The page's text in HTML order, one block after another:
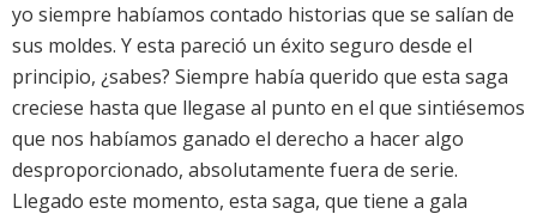
yo siempre habíamos contado historias que se salían de
sus moldes. Y esta pareció un éxito seguro desde el
principio, ¿sabes? Siempre había querido que esta saga
creciese hasta que llegase al punto en el que sintiésemos
que nos habíamos ganado el derecho a hacer algo
desproporcionado, absolutamente fuera de serie.
Llegado este momento, esta saga, que tiene a gala